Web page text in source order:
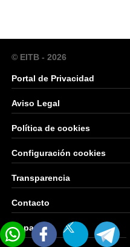
© EITB - 2026
Portal de Privacidad
Aviso Legal
Política de cookies
Configuración cookies
Transparencia
Contacto
Mapa Web